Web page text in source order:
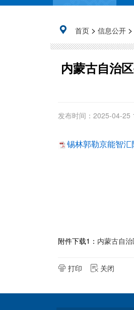
首页 > 信息公开 >
内蒙古自治
发布时间：2025-04-25
锡林郭勒京能智
附件下载1： 内蒙古自
打印 关闭